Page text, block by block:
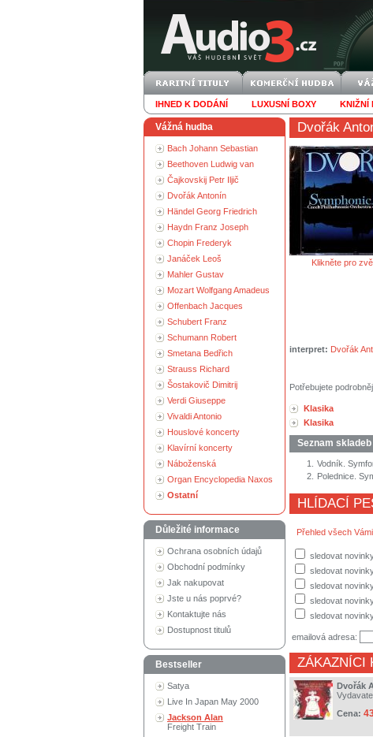
IHNED K DODÁNÍ LUXUSNÍ BOXY KNIŽNÍ
Vážná hudba
Bach Johann Sebastian
Beethoven Ludwig van
Čajkovskij Petr Iljič
Dvořák Antonín
Händel Georg Friedrich
Haydn Franz Joseph
Chopin Frederyk
Janáček Leoš
Mahler Gustav
Mozart Wolfgang Amadeus
Offenbach Jacques
Schubert Franz
Schumann Robert
Smetana Bedřich
Strauss Richard
Šostakovič Dimitrij
Verdi Giuseppe
Vivaldi Antonio
Houslové koncerty
Klavírní koncerty
Náboženská
Organ Encyclopedia Naxos
Ostatní
Důležité informace
Ochrana osobních údajů
Obchodní podmínky
Jak nakupovat
Jste u nás poprvé?
Kontaktujte nás
Dostupnost titulů
Bestseller
Satya
Live In Japan May 2000
Jackson Alan
Freight Train
Dvořák
Klikněte pro
interpret: Dvořák
Potřebujete
Klasika
Klasika
Seznam skladeb
1.
Vodník.
2.
Polednice.
HLÍDACÍ
Přehled všech
sledovat
sledovat
sledovat
sledovat
sledovat
emailová adresa:
ZÁKAZNÍCI
Dvořák
Cena: